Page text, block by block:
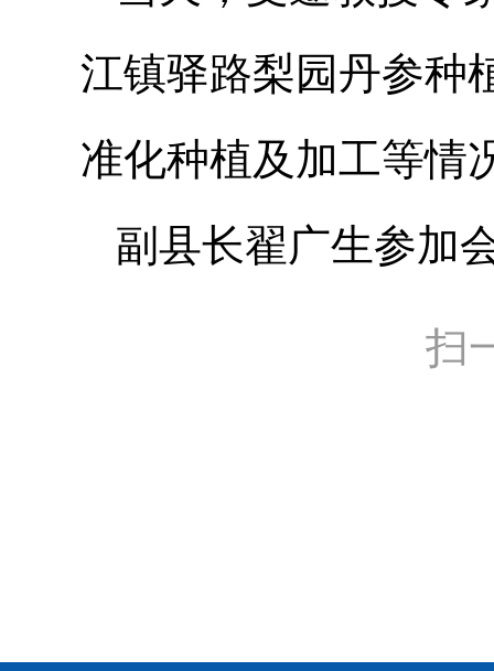
江镇驿路梨园丹参种
准化种植及加工等情
副县长翟广生参加
扫